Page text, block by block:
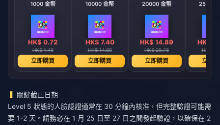
1000 金幣
HK$ 0.72
HK$ 1.49
立即購買
10000 金幣
HK$ 7.40
HK$ 14.88
立即購買
20000 金幣
HK$ 14.89
HK$ 29.76
立即購買
25500
HK$
HK$
立即
關鍵截止日期
Level 5 狀態的人臉認證通常在 30 分鐘內核准，但完整驗證可能需
要 1-2 天。請務必在 1 月 25 日至 27 日之間發起驗證，以確保在 2